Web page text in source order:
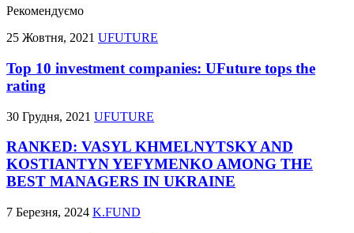
Рекомендуємо
25 Жовтня, 2021 UFUTURE
Top 10 investment companies: UFuture tops the
rating
30 Грудня, 2021 UFUTURE
RANKED: VASYL KHMELNYTSKY AND
KOSTIANTYN YEFYMENKO AMONG THE
BEST MANAGERS IN UKRAINE
7 Березня, 2024 K.FUND